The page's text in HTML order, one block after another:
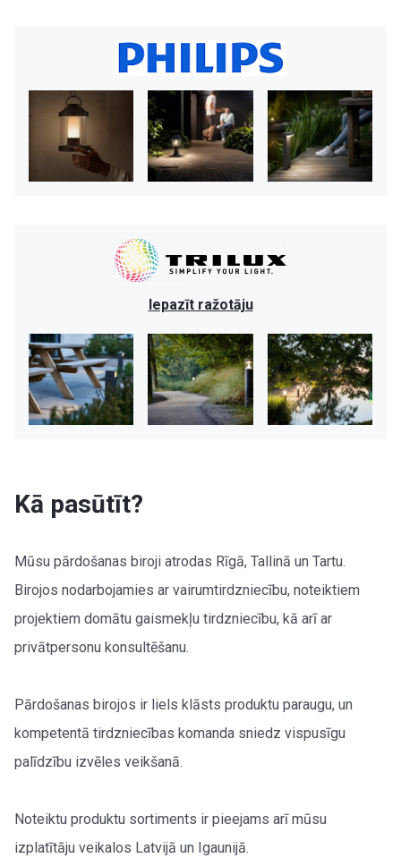
Iepazīt ražotāju
Kā pasūtīt?
Mūsu pārdošanas biroji atrodas Rīgā, Tallinā un Tartu.
Birojos nodarbojamies ar vairumtirdzniecību, noteiktiem
projektiem domātu gaismekļu tirdzniecību, kā arī ar
privātpersonu konsultēšanu.
Pārdošanas birojos ir liels klāsts produktu paraugu, un
kompetentā tirdzniecības komanda sniedz vispusīgu
palīdzību izvēles veikšanā.
Noteiktu produktu sortiments ir pieejams arī mūsu
izplatītāju veikalos Latvijā un Igaunijā.